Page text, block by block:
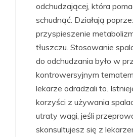
odchudzającej, która
schudnąć. Działają
przyspieszenie
tłuszczu. Stosowanie
do odchudzania było w
kontrowersyjnym
lekarze odradzali to.
korzyści z używania
utraty wagi, jeśli
skonsultujesz się z